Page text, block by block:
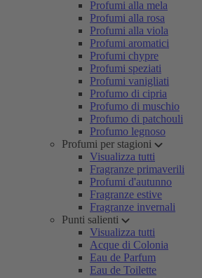
Profumi alla mela
Profumi alla rosa
Profumi alla viola
Profumi aromatici
Profumi chypre
Profumi speziati
Profumi vanigliati
Profumo di cipria
Profumo di muschio
Profumo di patchouli
Profumo legnoso
Profumi per stagioni
Visualizza tutti
Fragranze primaverili
Profumi d'autunno
Fragranze estive
Fragranze invernali
Punti salienti
Visualizza tutti
Acque di Colonia
Eau de Parfum
Eau de Toilette